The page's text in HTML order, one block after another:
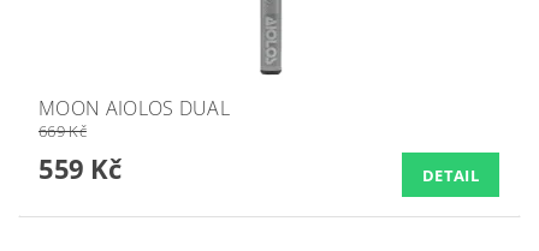
MOON AIOLOS DUAL
669 Kč
559 Kč DETAIL